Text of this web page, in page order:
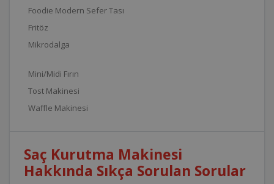
Foodie Modern Sefer Tası
Fritöz
Mikrodalga
Mini/Midi Fırın
Tost Makinesi
Waffle Makinesi
Saç Kurutma Makinesi
Hakkında Sıkça Sorulan Sorular